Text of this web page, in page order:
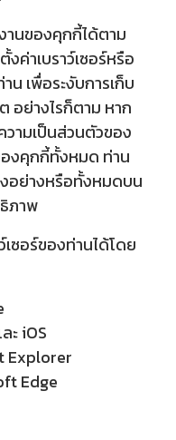
านของคุกกี้ได้ตาม
ค่าเบราว์เซอร์หรือ
น เพื่อระงับการเก็บ
อย่างไรก็ตาม หาก
วามเป็นส่วนตัวของ
องคุกกี้ทั้งหมด ท่าน
อย่างหรือทั้งหมดบน
ภาพ
ซอร์ของท่านได้โดย
ะiOS
Explorer
Edge